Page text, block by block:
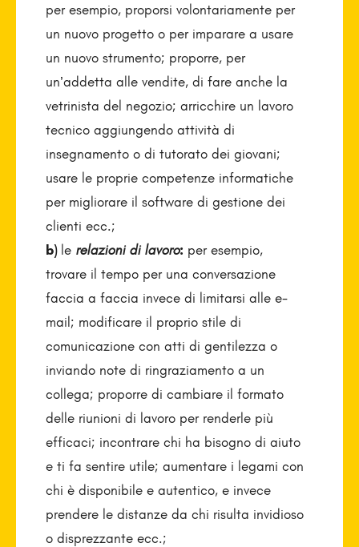
per esempio, proporsi volontariamente per
un nuovo progetto o per imparare a usare
un nuovo strumento; proporre, per
un’addetta alle vendite, di fare anche la
vetrinista del negozio; arricchire un lavoro
tecnico aggiungendo attività di
insegnamento o di tutorato dei giovani;
usare le proprie competenze informatiche
per migliorare il software di gestione dei
clienti ecc.;
b) lerelazioni di lavoro: per esempio,
trovare il tempo per una conversazione
faccia a faccia invece di limitarsi alle e-
mail; modificare il proprio stile di
comunicazione con atti di gentilezza o
inviando note di ringraziamento a un
collega; proporre di cambiare il formato
delle riunioni di lavoro per renderle più
efficaci; incontrare chi ha bisogno di aiuto
e ti fa sentire utile; aumentare i legami con
chi è disponibile e autentico, e invece
prendere le distanze da chi risulta invidioso
o disprezzante ecc.;